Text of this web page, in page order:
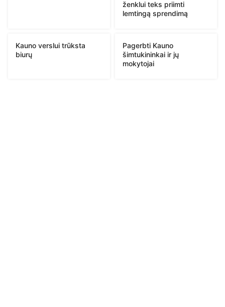
ženklui teks priimti
lemtingą sprendimą
Kauno verslui trūksta
biurų
Pagerbti Kauno
šimtukininkai ir jų
mokytojai